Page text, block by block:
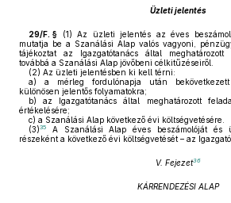
Üzleti jelentés
29/F. § (1) Az üzleti jelentés az éves
mutatja be a Szanálási Alap valós vagyoni,
tájékoztat az Igazgatótanács által meghatározott
továbbá a Szanálási Alap jövőbeni célkitűzéseiről.
(2) Az üzleti jelentésben ki kell térni:
a) a mérleg fordulónapja után bekövetkezett
különösen jelentős folyamatokra;
b) az Igazgatótanács által meghatározott
értékelésére;
c) a Szanálási Alap következő évi költségvetésére.
(3)35
A Szanálási Alap éves beszámolóját és
részeként a következő évi költségvetését – az
V. Fejezet36
KÁRRENDEZÉSI ALAP